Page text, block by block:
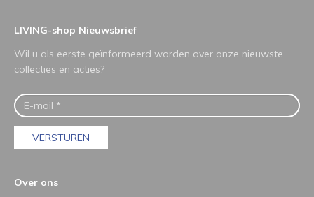
LIVING-shop Nieuwsbrief
Wil u als eerste geïnformeerd worden over onze nieuwste
collecties en acties?
VERSTUREN
Over ons